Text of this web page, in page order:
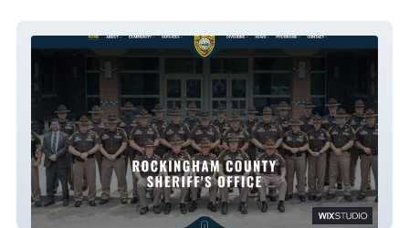
Rockingham County Sheriff's Office